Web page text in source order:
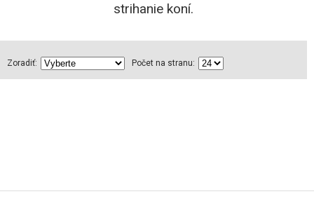
strihanie koní.
Zoradiť: Počet na stranu: